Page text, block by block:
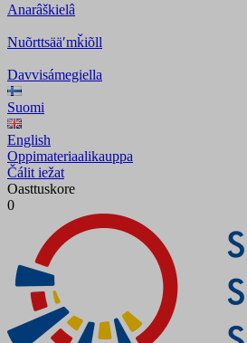
Anarâškielâ
Nuõrttsääʹmǩiõll
Davvisámegiella
Suomi
English
Oppimateriaalikauppa
Čálit iežat
Oasttuskore
0